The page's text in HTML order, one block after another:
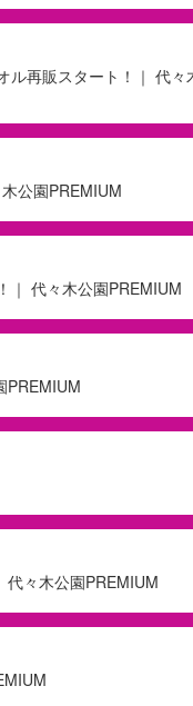
ル再販スタート！｜ 代々
公園PREMIUM
｜ 代々木公園PREMIUM
PREMIUM
々木公園PREMIUM